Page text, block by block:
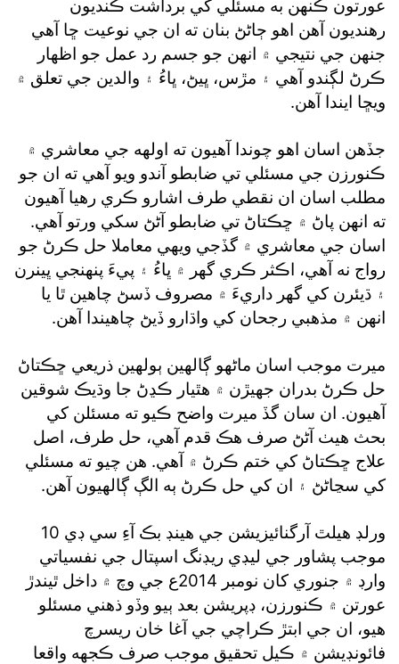
عورتون ڪنهن به مسئلي کي برداشت ڪنديون
رهنديون آهن اهو ڄاڻڻ بنان ته ان جي نوعيت ڇا آهي
جنهن جي نتيجي ۾ انهن جو جسم رد عمل جو اظهار
ڪرڻ لڳندو آهي ۽ مڙس، ڀيڻ، ڀاءُ ۽ والدين جي تعلق ۾
ويڇا ايندا آهن.
جڏهن اسان اهو چوندا آهيون ته اولهه جي معاشري ۾
ڪنورزن جي مسئلي تي ضابطو آندو ويو آهي ته ان جو
مطلب اسان ان نقطي طرف اشارو ڪري رهيا آهيون
ته انهن پاڻ ۾ ڇڪتاڻ تي ضابطو آڻڻ سکي ورتو آهي.
اسان جي معاشري ۾ گڏجي ويهي معاملا حل ڪرڻ جو
رواج نه آهي، اڪثر ڪري گهر ۾ ڀاءُ ۽ پيءَ پنهنجي ڀينرن
۽ ڌيئرن کي گهر داريءَ ۾ مصروف ڏسڻ چاهين ٿا يا
انهن ۾ مذهبي رجحان کي واڌارو ڏيڻ چاهيندا آهن.
ميرت موجب اسان ماڻهو ڳالهين ٻولهين ذريعي ڇڪتاڻ
حل ڪرڻ بدران جهيڙن ۾ هٿيار ڪڍڻ جا وڌيڪ شوقين
آهيون. ان سان گڏ ميرت واضح ڪيو ته مسئلن کي
بحث هيٺ آڻڻ صرف هڪ قدم آهي، حل طرف، اصل
علاج ڇڪتاڻ کي ختم ڪرڻ ۾ آهي. هن چيو ته مسئلي
کي سڃاڻڻ ۽ ان کي حل ڪرڻ ٻه الڳ ڳالهيون آهن.
ورلڊ هيلٿ آرگنائيزيشن جي هينڊ بڪ آءِ سي ڊي 10
موجب پشاور جي ليڊي ريڊنگ اسپتال جي نفسياتي
وارڊ ۾ جنوري کان نومبر 2014ع جي وچ ۾ داخل ٿيندڙ
عورتن ۾ ڪنورزن، ڊپريشن بعد ٻيو وڏو ذهني مسئلو
هيو، ان جي ابتڙ ڪراچي جي آغا خان ريسرچ
فائونڊيشن ۾ ڪيل تحقيق موجب صرف ڪجهه واقعا